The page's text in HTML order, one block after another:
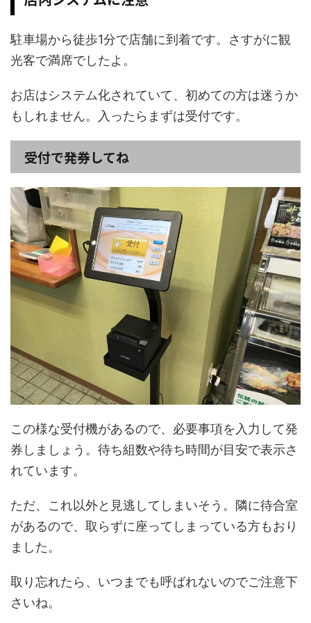
駐車場から徒歩1分で店舗に到着です。さすがに観
光客で満席でしたよ。
お店はシステム化されていて、初めての方は迷うか
もしれません。入ったらまずは受付です。
受付で発券してね
この様な受付機があるので、必要事項を入力して発
券しましょう。待ち組数や待ち時間が目安で表示さ
れています。
ただ、これ以外と見逃してしまいそう。隣に待合室
があるので、取らずに座ってしまっている方もおり
ました。
取り忘れたら、いつまでも呼ばれないのでご注意下
さいね。